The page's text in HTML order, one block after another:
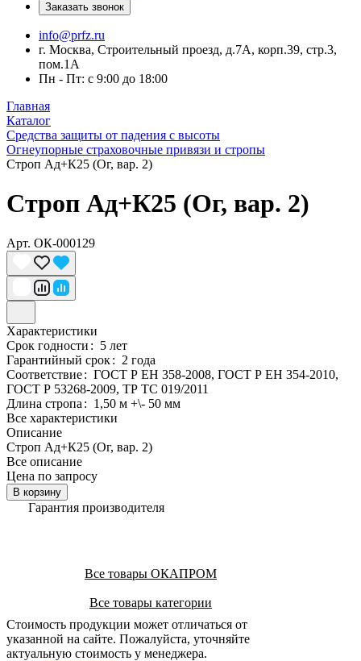
Заказать звонок
info@prfz.ru
г. Москва, Строительный проезд, д.7А, корп.39, стр.3,
пом.1А
Пн - Пт: с 9:00 до 18:00
Главная
Каталог
Средства защиты от падения с высоты
Огнеупорные страховочные привязи и стропы
Строп Ад+К25 (Ог, вар. 2)
Строп Ад+К25 (Ог, вар. 2)
Арт. ОК-000129
Характеристики
Срок годности: 5 лет
Гарантийный срок: 2 года
Соответствие: ГОСТ Р ЕН 358-2008, ГОСТ Р ЕН 354-2010,
ГОСТ Р 53268-2009, ТР ТС 019/2011
Длина стропа: 1,50 м +\- 50 мм
Все характеристики
Описание
Строп Ад+К25 (Ог, вар. 2)
Все описание
Цена по запросу
В корзину
Гарантия производителя
Все товары ОКАПРОМ
Все товары категории
Стоимость продукции может отличаться от
указанной на сайте. Пожалуйста, уточняйте
актуальную стоимость у менеджера.